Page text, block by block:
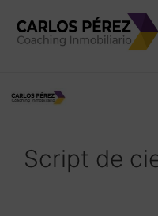
Script de